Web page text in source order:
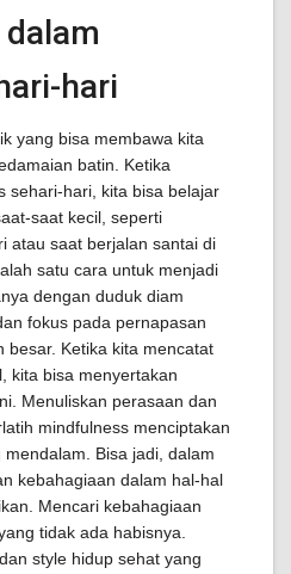
hari
yang bisa membawa kita
batin. Ketika
sehari-hari, kita bisa belajar
saat kecil, seperti
atau saat berjalan santai di
satu cara untuk menjadi
dengan duduk diam
fokus pada pernapasan
besar. Ketika kita mencatat
kita bisa menyertakan
Menuliskan perasaan dan
mindfulness menciptakan
Bisa jadi, dalam
kebahagiaan dalam hal-hal
Mencari kebahagiaan
tidak ada habisnya.
style hidup sehat yang